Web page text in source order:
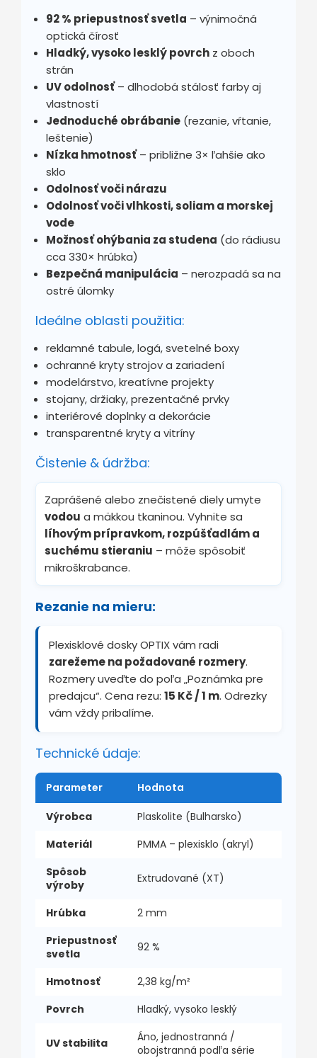
92 % priepustnosť svetla – výnimočná
optická čírosť
Hladký, vysoko lesklý povrch z oboch
strán
UV odolnosť– dlhodobá stálosť farby aj
vlastností
Jednoduché obrábanie (rezanie, vŕtanie,
leštenie)
Nízka hmotnosť– približne 3× ľahšie ako
sklo
Odolnosť voči nárazu
Odolnosť voči vlhkosti, soliam a morskej
vode
Možnosť ohýbania za studena (do rádiusu
cca 330× hrúbka)
Bezpečná manipulácia – nerozpadá sa na
ostré úlomky
Ideálne oblasti použitia:
reklamné tabule, logá, svetelné boxy
ochranné kryty strojov a zariadení
modelárstvo, kreatívne projekty
stojany, držiaky, prezentačné prvky
interiérové doplnky a dekorácie
transparentné kryty a vitríny
Čistenie & údržba:
Zaprášené alebo znečistené diely umyte
vodou a mäkkou tkaninou. Vyhnite sa
líhovým prípravkom, rozpúšťadlám a
suchému stieraniu – môže spôsobiť
mikroškrabance.
Rezanie na mieru:
Plexisklové dosky OPTIX vám radi
zarežeme na požadované rozmery.
Rozmery uveďte do poľa „Poznámka pre
predajcu“. Cena rezu: 15 Kč / 1 m. Odrezky
vám vždy pribalíme.
Technické údaje:
Parameter Hodnota
Výrobca
Plaskolite (Bulharsko)
Materiál
PMMA – plexisklo (akryl)
Spôsob
výroby
Extrudované (XT)
Hrúbka
2 mm
Priepustnosť
svetla
92 %
Hmotnosť
2,38 kg/m²
Povrch
Hladký, vysoko lesklý
UV stabilita
Áno, jednostranná /
obojstranná podľa série